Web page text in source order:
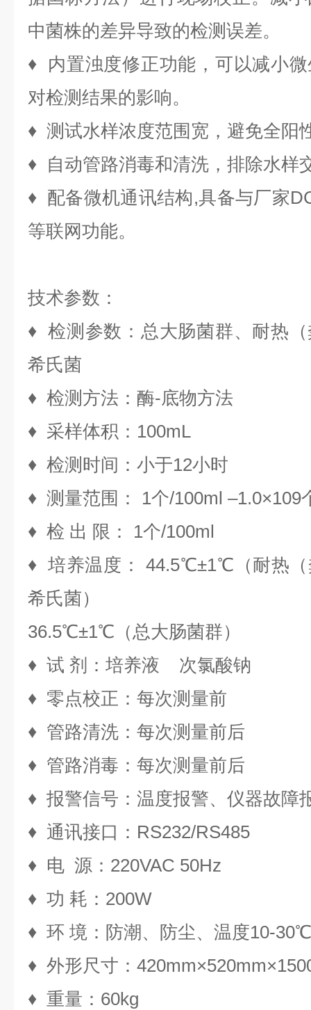
中菌株的差异导致的检测误差。
♦ 内置浊度修正功能，可以减小
对检测结果的影响。
♦ 测试水样浓度范围宽，避免全阳
♦ 自动管路消毒和清洗，排除水样
♦ 配备微机通讯结构,具备与厂家
等联网功能。
技术参数：
♦ 检测参数：总大肠菌群、耐热
希氏菌
♦ 检测方法：酶-底物方法
♦ 采样体积：100mL
♦ 检测时间：小于12小时
♦ 测量范围： 1个/100ml –1.0×109
♦ 检 出 限： 1个/100ml
♦ 培养温度： 44.5℃±1℃（耐热（
希氏菌）
36.5℃±1℃（总大肠菌群）
♦ 试 剂：培养液 次氯酸钠
♦ 零点校正：每次测量前
♦ 管路清洗：每次测量前后
♦ 管路消毒：每次测量前后
♦ 报警信号：温度报警、仪器故障
♦ 通讯接口：RS232/RS485
♦ 电 源：220VAC 50Hz
♦ 功 耗：200W
♦ 环 境：防潮、防尘、温度10-30℃
♦ 外形尺寸：
♦ 重量：60kg